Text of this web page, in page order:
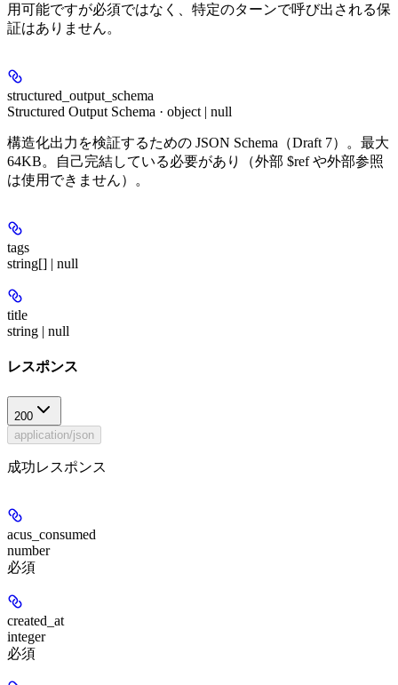
用可能ですが必須ではなく、特定のターンで呼び出される保
証はありません。
structured_output_schema
Structured Output Schema · object | null
構造化出力を検証するための JSON Schema（Draft 7）。最大
64KB。自己完結している必要があり（外部 $ref や外部参照
は使用できません）。
tags
string[] | null
title
string | null
レスポンス
200
application/json
成功レスポンス
acus_consumed
number
必須
created_at
integer
必須